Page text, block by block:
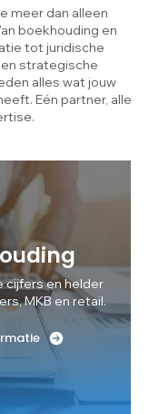
meer dan alleen
boekhouding en
tot juridische
strategische
alles wat jouw
Eén partner, alle
cijfers en helder
MKB en retail.